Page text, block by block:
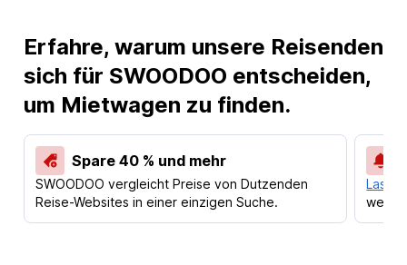
Erfahre, warum unsere Reisenden
sich für SWOODOO entscheiden,
um Mietwagen zu finden.
Spare 40 % und mehr
SWOODOO vergleicht Preise von Dutzenden
Reise-Websites in einer einzigen Suche.
Lass